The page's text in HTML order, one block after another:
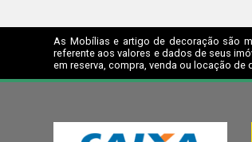
As Mobílias e artigo de decoração são
referente aos valores e dados de seus
em reserva, compra, venda ou locação de